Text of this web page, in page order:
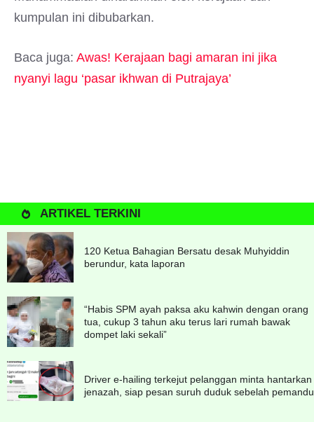
kumpulan ini dibubarkan.
Baca juga: Awas! Kerajaan bagi amaran ini jika
nyanyi lagu ‘pasar ikhwan di Putrajaya’
ARTIKEL TERKINI
120 Ketua Bahagian Bersatu desak Muhyiddin
berundur, kata laporan
“Habis SPM ayah paksa aku kahwin dengan orang
tua, cukup 3 tahun aku terus lari rumah bawak
dompet laki sekali”
Driver e-hailing terkejut pelanggan minta hantarkan
jenazah, siap pesan suruh duduk sebelah pemandu